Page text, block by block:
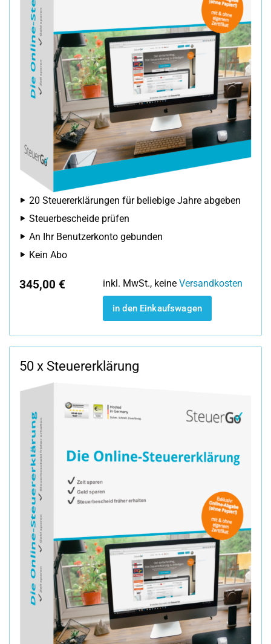
20 Steuererklärungen für beliebige Jahre abgeben
Steuerbescheide prüfen
An Ihr Benutzerkonto gebunden
Kein Abo
345,00 € inkl. MwSt., keine Versandkosten
in den Einkaufswagen
50 x Steuererklärung